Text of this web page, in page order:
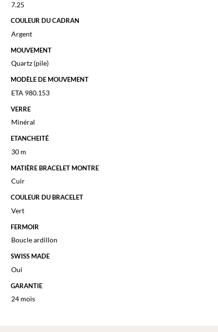
7.25
COULEUR DU CADRAN
Argent
MOUVEMENT
Quartz (pile)
MODÈLE DE MOUVEMENT
ETA 980.153
VERRE
Minéral
ETANCHEITÉ
30 m
MATIÈRE BRACELET MONTRE
Cuir
COULEUR DU BRACELET
Vert
FERMOIR
Boucle ardillon
SWISS MADE
Oui
GARANTIE
24 mois